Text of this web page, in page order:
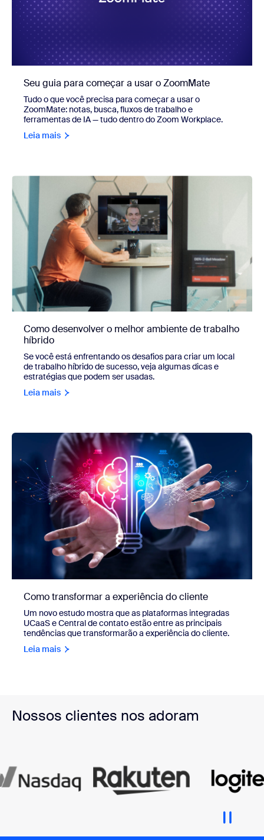
Seu guia para começar a usar o ZoomMate
Tudo o que você precisa para começar a usar o
ZoomMate: notas, busca, fluxos de trabalho e
ferramentas de IA — tudo dentro do Zoom Workplace.
Leia mais
Como desenvolver o melhor ambiente de trabalho
híbrido
Se você está enfrentando os desafios para criar um local
de trabalho híbrido de sucesso, veja algumas dicas e
estratégias que podem ser usadas.
Leia mais
Como transformar a experiência do cliente
Um novo estudo mostra que as plataformas integradas
UCaaS e Central de contato estão entre as principais
tendências que transformarão a experiência do cliente.
Leia mais
Nossos clientes nos adoram